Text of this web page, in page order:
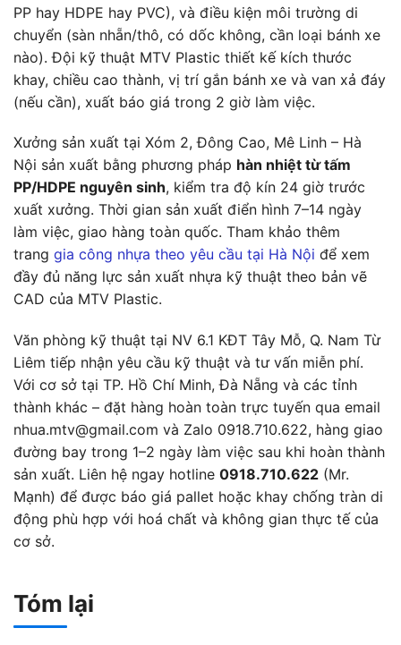
PP hay HDPE hay PVC), và điều kiện môi trường di
chuyển (sàn nhẵn/thô, có dốc không, cần loại bánh xe
nào). Đội kỹ thuật MTV Plastic thiết kế kích thước
khay, chiều cao thành, vị trí gắn bánh xe và van xả đáy
(nếu cần), xuất báo giá trong 2 giờ làm việc.
Xưởng sản xuất tại Xóm 2, Đông Cao, Mê Linh – Hà
Nội sản xuất bằng phương pháp hàn nhiệt từ tấm
PP/HDPE nguyên sinh, kiểm tra độ kín 24 giờ trước
xuất xưởng. Thời gian sản xuất điển hình 7–14 ngày
làm việc, giao hàng toàn quốc. Tham khảo thêm
trang gia công nhựa theo yêu cầu tại Hà Nội để xem
đầy đủ năng lực sản xuất nhựa kỹ thuật theo bản vẽ
CAD của MTV Plastic.
Văn phòng kỹ thuật tại NV 6.1 KĐT Tây Mỗ, Q. Nam Từ
Liêm tiếp nhận yêu cầu kỹ thuật và tư vấn miễn phí.
Với cơ sở tại TP. Hồ Chí Minh, Đà Nẵng và các tỉnh
thành khác – đặt hàng hoàn toàn trực tuyến qua email
nhua.mtv@gmail.com và Zalo 0918.710.622, hàng giao
đường bay trong 1–2 ngày làm việc sau khi hoàn thành
sản xuất. Liên hệ ngay hotline 0918.710.622 (Mr.
Mạnh) để được báo giá pallet hoặc khay chống tràn di
động phù hợp với hoá chất và không gian thực tế của
cơ sở.
Tóm lại